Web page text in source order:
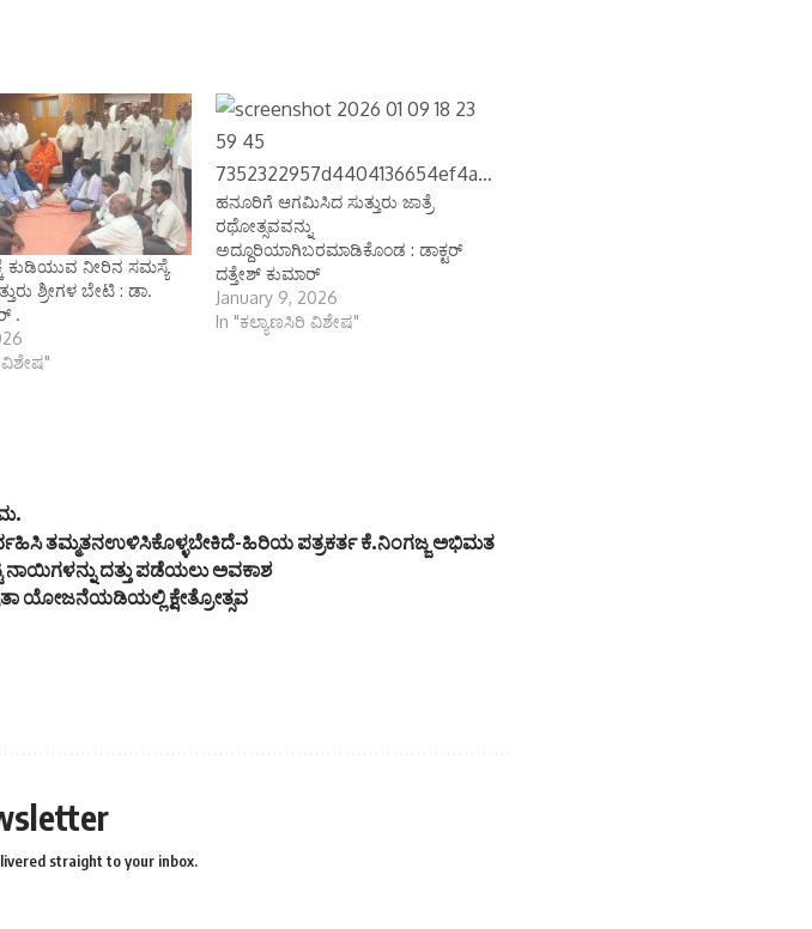
ಕುಡಿಯುವ ನೀರಿನ ಸಮಸ್ಯೆ
ಶ್ರೀಗಳ ಬೇಟಿ : ಡಾ.
.
ವಿಶೇಷ"
ಹನೂರಿಗೆ ಆಗಮಿಸಿದ ಸುತ್ತುರು ಜಾತ್ರೆ
ರಥೋತ್ಸವವನ್ನು
ಅದ್ದೂರಿಯಾಗಿಬರಮಾಡಿಕೊಂಡ : ಡಾಕ್ಟರ್
ದತ್ತೇಶ್ ಕುಮಾರ್
January 9, 2026
In "ಕಲ್ಯಾಣಸಿರಿ ವಿಶೇಷ"
ತಮ್ಮತನಉಳಿಸಿಕೊಳ್ಳಬೇಕಿದೆ-ಹಿರಿಯ ಪತ್ರಕರ್ತ ಕೆ.ನಿಂಗಜ್ಜ ಅಭಿಮತ
ನಾಯಿಗಳನ್ನು ದತ್ತು ಪಡೆಯಲು ಅವಕಾಶ
ಯೋಜನೆಯಡಿಯಲ್ಲಿ ಕ್ಷೇತ್ರೋತ್ಸವ
straight to your inbox.